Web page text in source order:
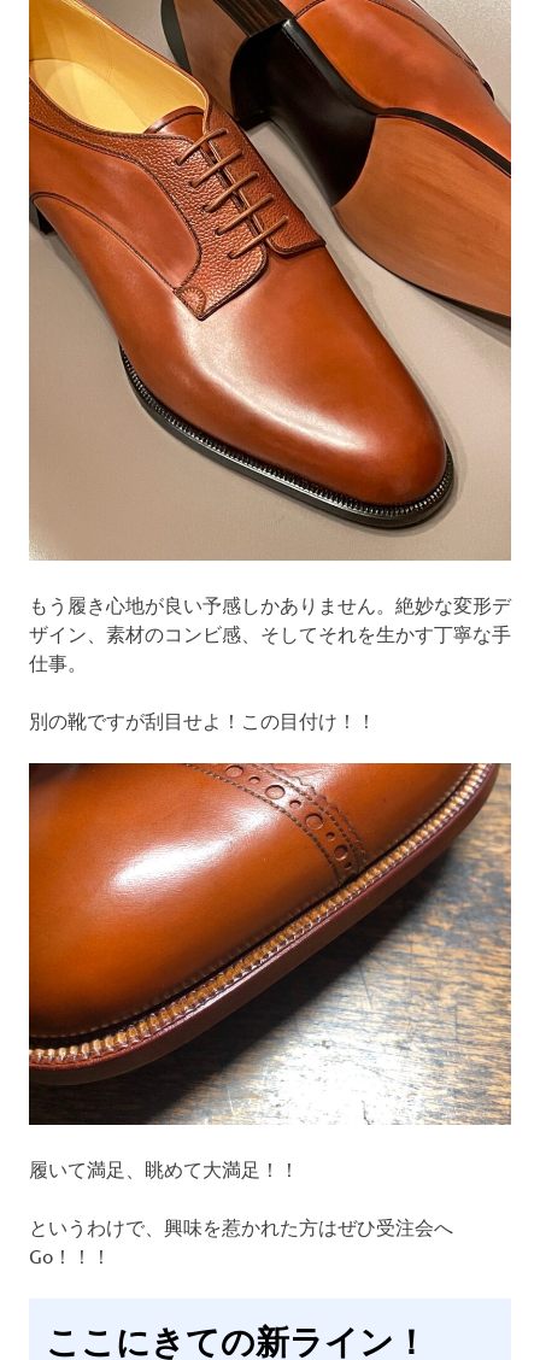
もう履き心地が良い予感しかありません。絶妙な変形デ
ザイン、素材のコンビ感、そしてそれを生かす丁寧な手
仕事。
別の靴ですが刮目せよ！この目付け！！
履いて満足、眺めて大満足！！
というわけで、興味を惹かれた方はぜひ受注会へ
Go！！！
ここにきての新ライン！